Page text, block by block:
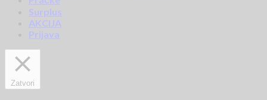
Surplus
AKCIJA
Prijava
Zatvori